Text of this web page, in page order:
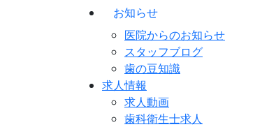
お知らせ
医院からのお知らせ
スタッフブログ
歯の豆知識
求人情報
求人動画
歯科衛生士求人